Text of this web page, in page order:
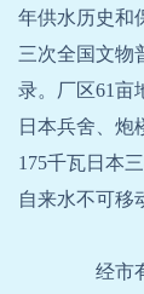
年供水历史和
三次全国文物
录。厂区61亩
日本兵舍、炮
175千瓦日本
自来水不可移
经市有